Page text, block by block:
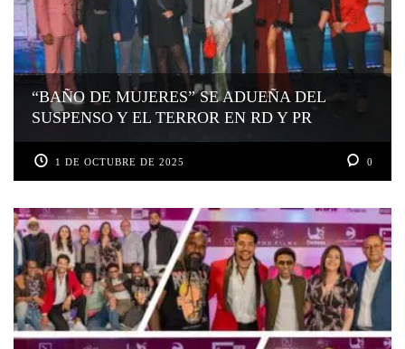
“BAÑO DE MUJERES” SE ADUEÑA DEL
SUSPENSO Y EL TERROR EN RD Y PR
1 DE OCTUBRE DE 2025 0